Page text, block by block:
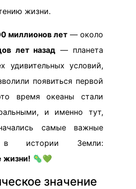
жизни.
миллионов лет — около
лет назад — планета
удивительных условий,
появиться первой
время океаны стали
и именно тут,
самые важные
в истории Земли:
жизни! 🦠💚
значение